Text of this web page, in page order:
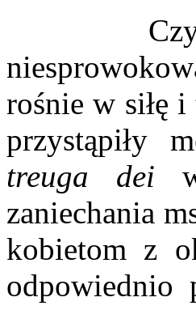
Czym
rośnie w siłę
przystąpiły
treuga dei
zaniechania
kobietom z
odpowiednio